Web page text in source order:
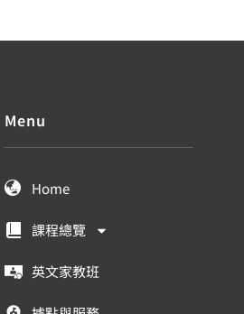
Menu
Home
課程總覽
英文家教班